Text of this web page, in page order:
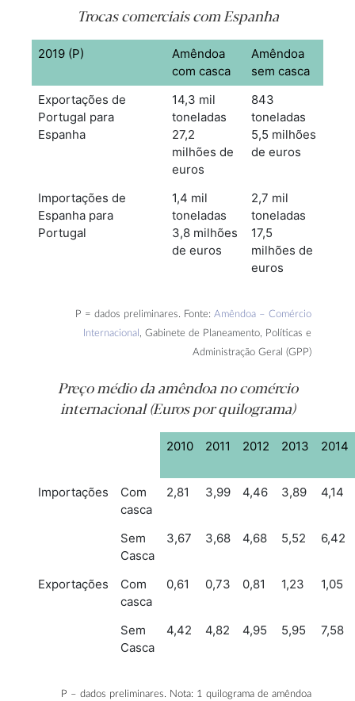
Trocas comerciais com Espanha
2019 (P)
Amêndoa
com casca
Amêndoa
sem casca
Exportações de
Portugal para
Espanha
14,3 mil
toneladas
27,2
milhões de
euros
843
toneladas
5,5 milhões
de euros
Importações de
Espanha para
Portugal
1,4 mil
toneladas
3,8 milhões
de euros
2,7 mil
toneladas
17,5
milhões de
euros
P = dados preliminares. Fonte: Amêndoa – Comércio
Internacional , Gabinete de Planeamento, Políticas e
Administração Geral (GPP)
Preço médio da amêndoa no comércio
internacional (Euros por quilograma)
2010 2011 2012 2013 2014
Importações
Com
casca
2,81 3,99 4,46 3,89 4,14
Sem
Casca
3,67 3,68 4,68 5,52 6,42
Exportações
Com
casca
0,61 0,73 0,81 1,23 1,05
Sem
Casca
4,42 4,82 4,95 5,95 7,58
P – dados preliminares. Nota: 1 quilograma de amêndoa